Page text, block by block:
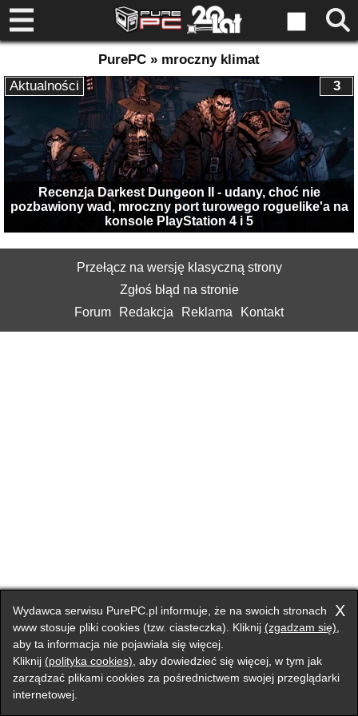
PurePC » mroczny klimat
Recenzja Darkest Dungeon II - udany, choć nie
pozbawiony wad, mroczny port turowego roguelike'a na
konsole PlayStation 4 i 5
3
Aktualności
Przełącz na wersję klasyczną strony
Zgłoś błąd na stronie
Forum
Redakcja Reklama Kontakt
X
Wydawca serwisu PurePC.pl informuje, że na swoich stronach
www stosuje pliki cookies (tzw. ciasteczka). Kliknij (zgadzam się)
aby ta informacja nie pojawiała się więcej.
Kliknij (polityka cookies) , aby dowiedzieć się więcej, w tym jak
zarządzać plikami cookies za pośrednictwem swojej przeglądarki
internetowej.